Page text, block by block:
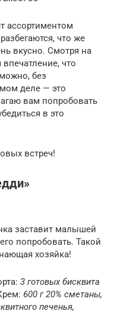
ассортиментом
что же
вкусно. Смотря на
что
без
деле — это
вам попробовать
в это
встреч!
заставит малышей
попробовать. Такой
хозяйка!
3 готовых бисквита
600 г 20% сметаны,
печенья,